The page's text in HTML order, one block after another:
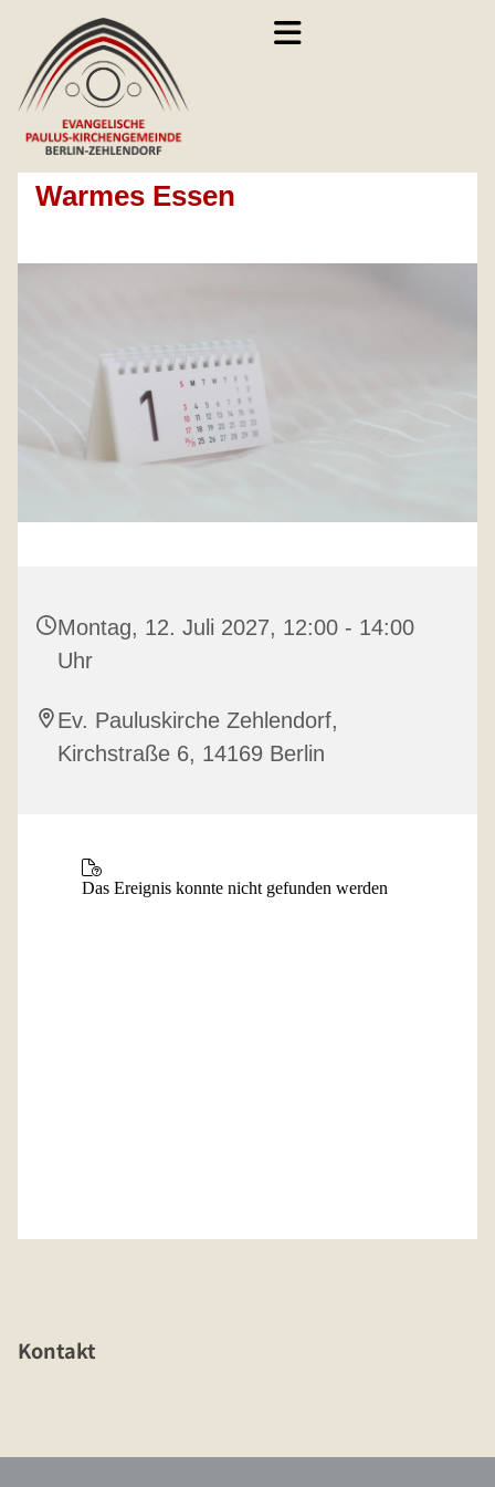
Warmes Essen
Montag, 12. Juli 2027, 12:00 - 14:00
Uhr
Ev. Pauluskirche Zehlendorf,
Kirchstraße 6, 14169 Berlin
Kontakt